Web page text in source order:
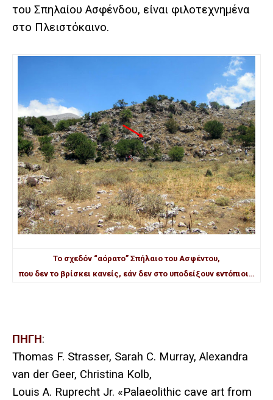
του Σπηλαίου Ασφένδου, είναι φιλοτεχνημένα
στο Πλειστόκαινο.
Το σχεδόν “αόρατο” Σπήλαιο του Ασφέντου,
που δεν το βρίσκει κανείς, εάν δεν στο υποδείξουν εντόπιοι…
ΠΗΓΗ:
Thomas F. Strasser, Sarah C. Murray, Alexandra
van der Geer, Christina Kolb,
Louis A. Ruprecht Jr. «Palaeolithic cave art from